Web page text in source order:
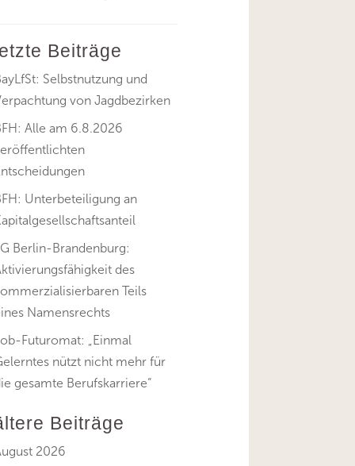
letzte Beiträge
Selbstnutzung und
von Jagdbezirken
Alle am 6.8.2026
Unterbeteiligung an
Berlin-Brandenburg:
des
Teils
Namensrechts
Futuromat: „Einmal
nützt nicht mehr für
gesamte Berufskarriere“
Beiträge
2026